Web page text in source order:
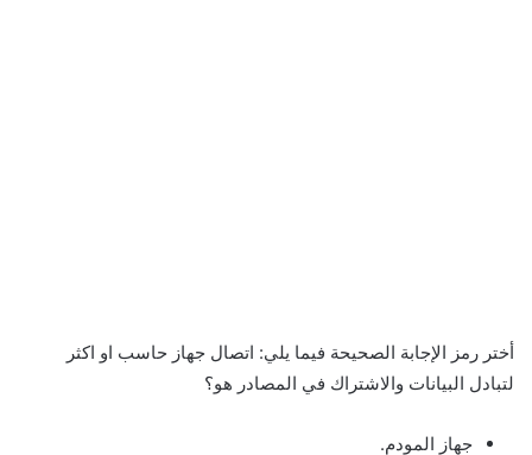
أختر رمز الإجابة الصحيحة فيما يلي: اتصال جهاز حاسب او اكثر
لتبادل البيانات والاشتراك في المصادر هو؟
جهاز المودم.